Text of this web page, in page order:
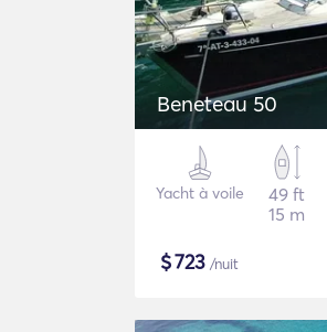
Beneteau 50
Yacht à voile
49 ft
15 m
$723 /nuit